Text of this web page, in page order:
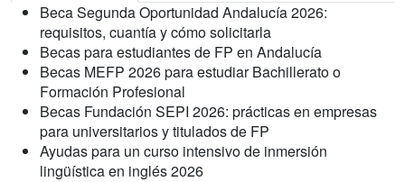
Beca Segunda Oportunidad Andalucía 2026:
requisitos, cuantía y cómo solicitarla
Becas para estudiantes de FP en Andalucía
Becas MEFP 2026 para estudiar Bachillerato o
Formación Profesional
Becas Fundación SEPI 2026: prácticas en empresas
para universitarios y titulados de FP
Ayudas para un curso intensivo de inmersión
lingüística en inglés 2026